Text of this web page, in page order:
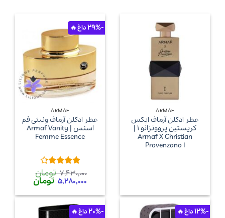
ARMAF
عطر ادکلن آرماف ایکس
کریستین پروونزانو 1 |
Armaf X Christian
Provenzano I
-29%
ARMAF
عطر ادکلن آرماف ونیتی فم
اسنس | Armaf Vanity
Femme Essence
امتیاز
4.29از 5
7,430,000 تومان
قیمت
اصلی
7,430,000 تومان
بود.
5,280,000 تومان
است.
-12%
-20%